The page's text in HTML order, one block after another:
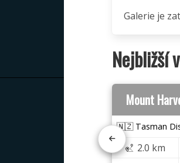
Galerie je
Nejbližší
Mount
🇳🇿 Tasman
2.0 km